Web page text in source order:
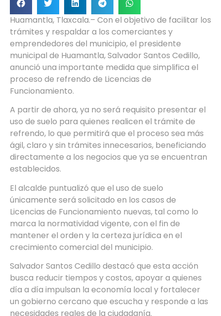
Huamantla, Tlaxcala.– Con el objetivo de facilitar los
trámites y respaldar a los comerciantes y
emprendedores del municipio, el presidente
municipal de Huamantla, Salvador Santos Cedillo,
anunció una importante medida que simplifica el
proceso de refrendo de Licencias de
Funcionamiento.
A partir de ahora, ya no será requisito presentar el
uso de suelo para quienes realicen el trámite de
refrendo, lo que permitirá que el proceso sea más
ágil, claro y sin trámites innecesarios, beneficiando
directamente a los negocios que ya se encuentran
establecidos.
El alcalde puntualizó que el uso de suelo
únicamente será solicitado en los casos de
Licencias de Funcionamiento nuevas, tal como lo
marca la normatividad vigente, con el fin de
mantener el orden y la certeza jurídica en el
crecimiento comercial del municipio.
Salvador Santos Cedillo destacó que esta acción
busca reducir tiempos y costos, apoyar a quienes
día a día impulsan la economía local y fortalecer
un gobierno cercano que escucha y responde a las
necesidades reales de la ciudadanía.